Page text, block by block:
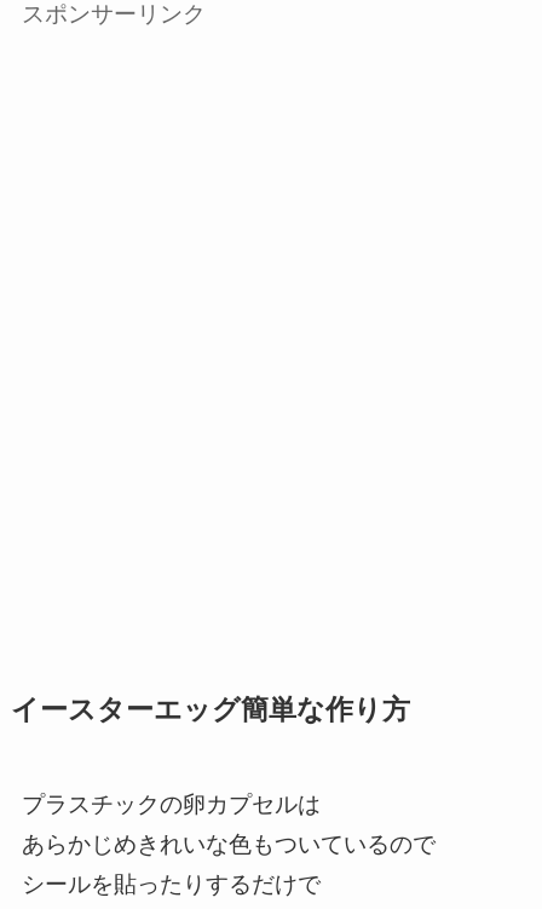
スポンサーリンク
イースターエッグ簡単な作り方
プラスチックの卵カプセルは
あらかじめきれいな色もついているので
シールを貼ったりするだけで